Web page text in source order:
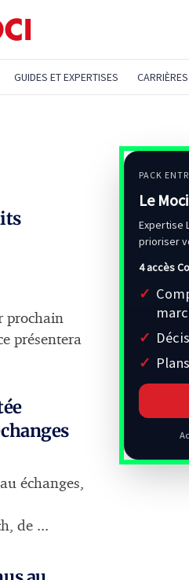
GUIDES ET EXPERTISES CARRIÈRES
prochain
présentera
échanges,
de ...
PACK
Le
Expertise
prioriser
4 accès